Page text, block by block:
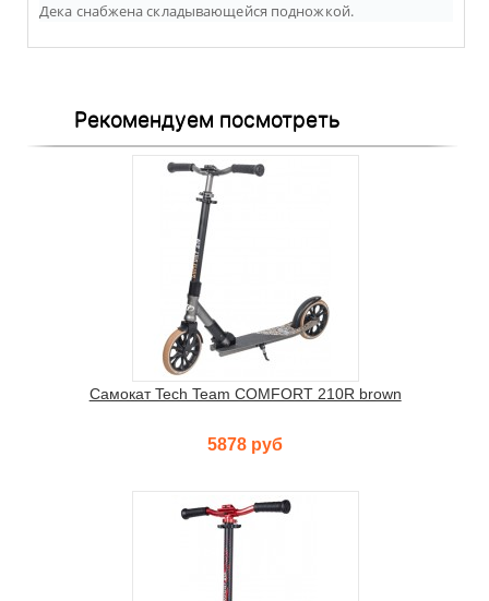
Дека снабжена складывающейся подножкой.
Рекомендуем посмотреть
Самокат Tech Team COMFORT 210R brown
5878 руб